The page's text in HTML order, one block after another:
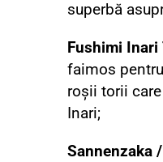
superbă
Fushimi Inari
faimos
roșii torii
Inari;
Sannenzaka